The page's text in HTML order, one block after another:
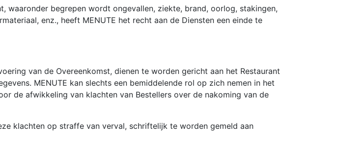
waaronder begrepen wordt ongevallen, ziekte, brand, oorlog, stakingen,
enz., heeft MENUTE het recht aan de Diensten een einde te
van de Overeenkomst, dienen te worden gericht aan het Restaurant
MENUTE kan slechts een bemiddelende rol op zich nemen in het
de afwikkeling van klachten van Bestellers over de nakoming van de
klachten op straffe van verval, schriftelijk te worden gemeld aan